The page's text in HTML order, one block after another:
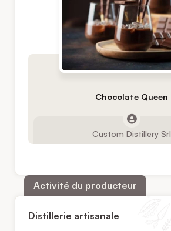
Chocolate Queen
Custom Distillery Srl
Activité du producteur
Distillerie artisanale